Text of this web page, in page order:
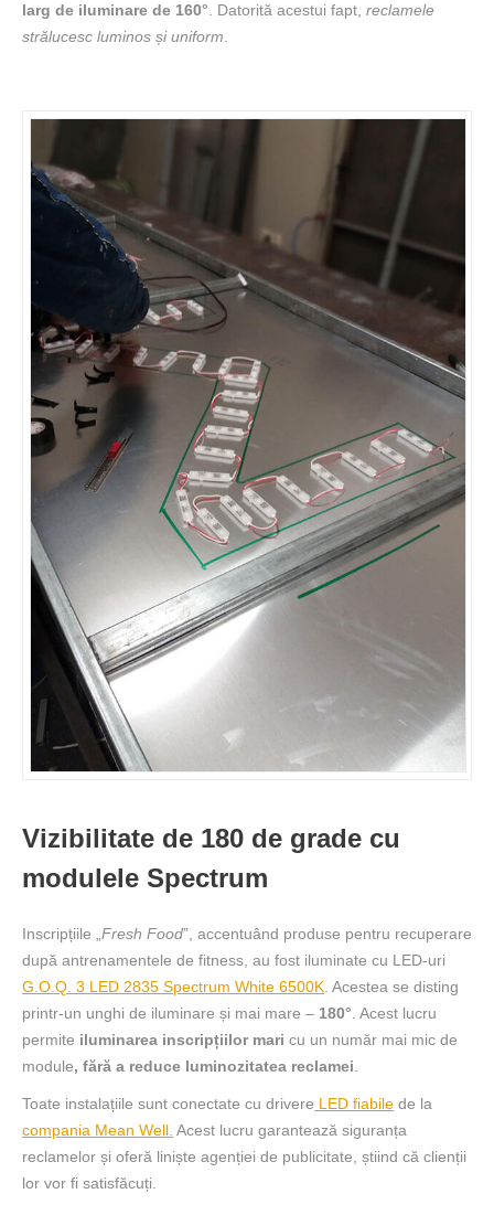
larg de iluminare de 160°. Datorită acestui fapt, reclamele
strălucesc luminos și uniform.
Vizibilitate de 180 de grade cu
modulele Spectrum
Inscripțiile „Fresh Food”, accentuând produse pentru recuperare
după antrenamentele de fitness, au fost iluminate cu LED-uri
G.O.Q. 3 LED 2835 Spectrum White 6500K. Acestea se disting
printr-un unghi de iluminare și mai mare – 180°. Acest lucru
permite iluminarea inscripțiilor mari cu un număr mai mic de
module, fără a reduce luminozitatea reclamei.
Toate instalațiile sunt conectate cu drivere LED fiabile de la
compania Mean Well. Acest lucru garantează siguranța
reclamelor și oferă liniște agenției de publicitate, știind că clienții
lor vor fi satisfăcuți.